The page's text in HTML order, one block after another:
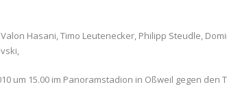
Hasani, Timo Leutenecker, Philipp Steudle,
um 15.00 im Panoramstadion in Oßweil gegen